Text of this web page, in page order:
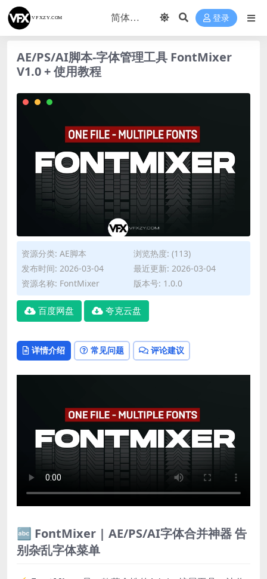
登录
AE/PS/AI脚本-字体管理工具 FontMixer
V1.0 + 使用教程
资源分类: AE脚本
浏览热度: (113)
发布时间: 2026-03-04
最近更新: 2026-03-04
资源名称: FontMixer
版本号: 1.0.0
百度网盘 夸克云盘
详情介绍 常见问题 评论建议
🔤 FontMixer | AE/PS/AI字体合并神器 告
别杂乱字体菜单